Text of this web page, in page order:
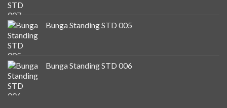
Bunga Standing STD 005
Bunga Standing STD 006